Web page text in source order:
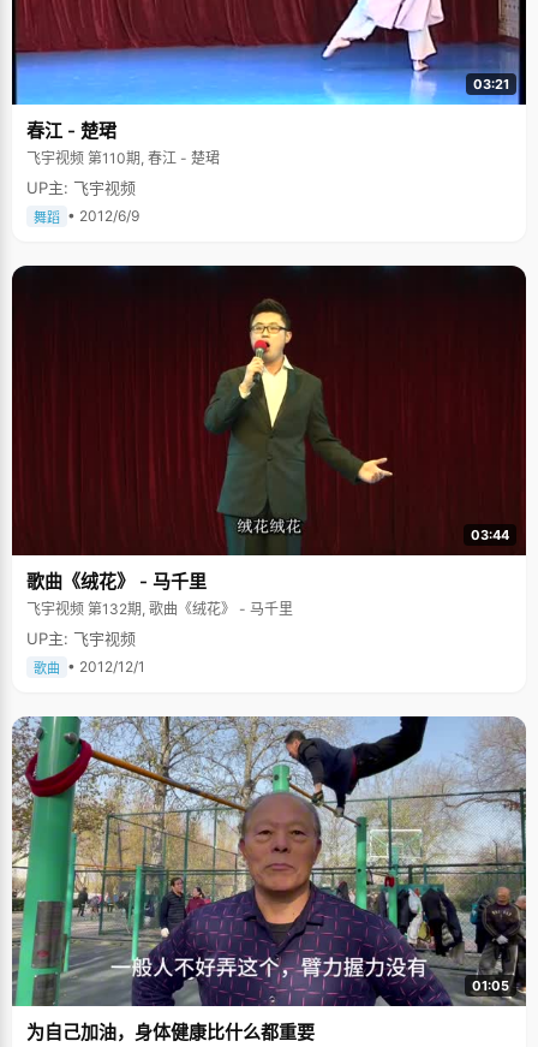
03:21
春江 - 楚珺
飞宇视频 第110期, 春江 - 楚珺
UP主: 飞宇视频
舞蹈 • 2012/6/9
03:44
歌曲《绒花》 - 马千里
飞宇视频 第132期, 歌曲《绒花》 - 马千里
UP主: 飞宇视频
歌曲 • 2012/12/1
01:05
为自己加油，身体健康比什么都重要